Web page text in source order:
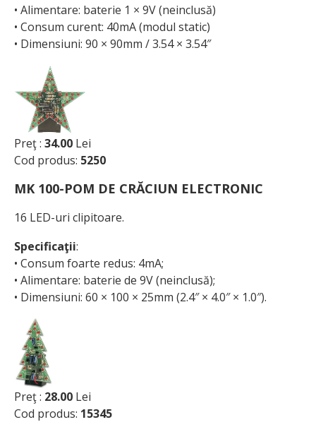
• Alimentare: baterie 1 × 9V (neinclusă)
• Consum curent: 40mA (modul static)
• Dimensiuni: 90 × 90mm / 3.54 × 3.54″
Preţ : 34.00 Lei
Cod produs: 5250
MK 100-POM DE CRĂCIUN ELECTRONIC
16 LED-uri clipitoare.
Specificaţii:
• Consum foarte redus: 4mA;
• Alimentare: baterie de 9V (neinclusă);
• Dimensiuni: 60 × 100 × 25mm (2.4″ × 4.0″ × 1.0″).
Preţ : 28.00 Lei
Cod produs: 15345